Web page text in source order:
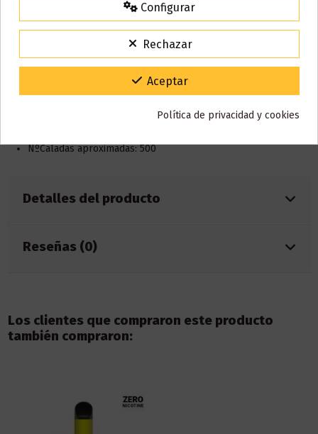
NºCaladas aproximadas: 500
Detalles del producto
Reseñas (0)
Los clientes que compraron este producto
también compraron:
15% de descuento
Para agradecerte la espera durante estos días.
Código:VACACIONES15
Gracias por tu paciencia y por seguir confiando en nosotros.
Configurar
Rechazar
Aceptar
Política de privacidad y cookies